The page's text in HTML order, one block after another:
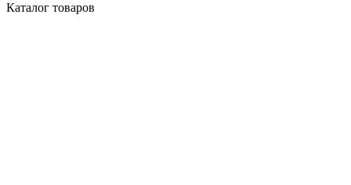
Каталог товаров